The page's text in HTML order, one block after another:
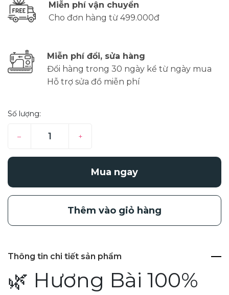
Miễn phí vận chuyển
Cho đơn hàng từ 499.000đ
Miễn phí đổi, sửa hàng
Đổi hàng trong 30 ngày kể từ ngày mua
Hỗ trợ sửa đồ miễn phí
Số lượng:
– +
Mua ngay
Thêm vào giỏ hàng
Thông tin chi tiết sản phẩm
🌿 Hương Bài 100%